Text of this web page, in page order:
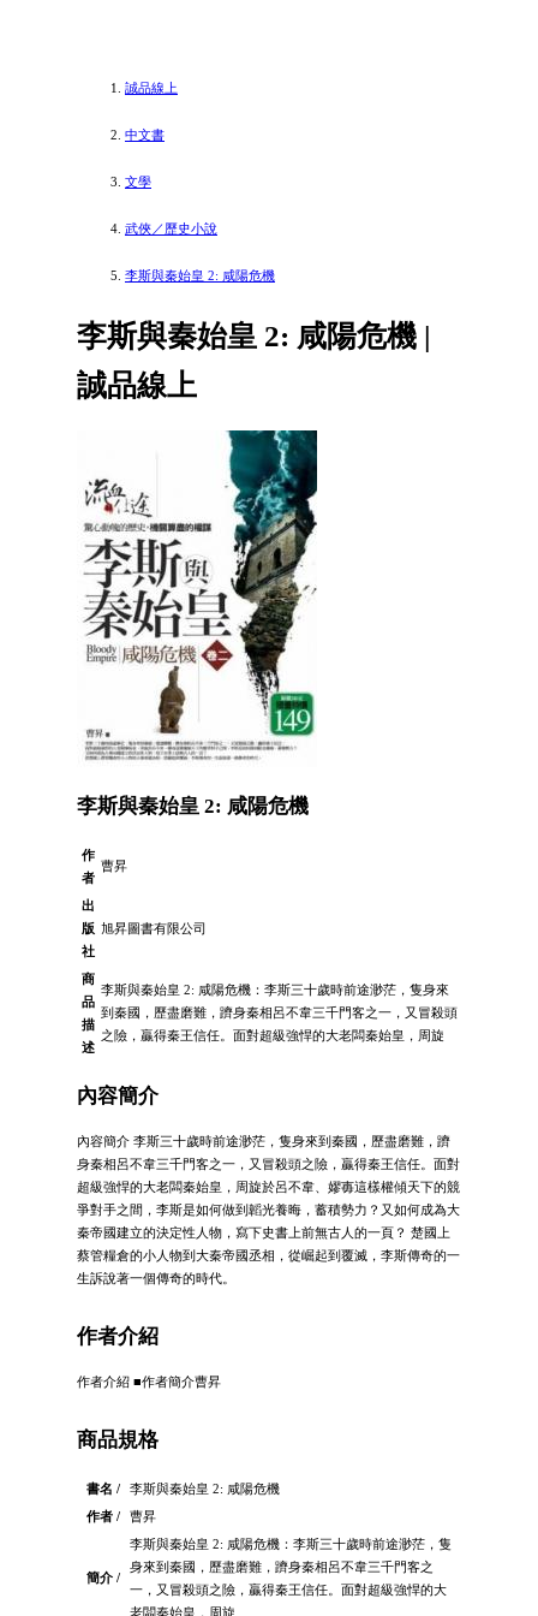
誠品線上
中文書
文學
武俠／歷史小說
李斯與秦始皇 2: 咸陽危機
李斯與秦始皇 2: 咸陽危機 |
誠品線上
李斯與秦始皇 2: 咸陽危機
作
者
曹昇
出
版
社
旭昇圖書有限公司
商
品
描
述
李斯與秦始皇 2: 咸陽危機：李斯三十歲時前途渺茫，隻身來
到秦國，歷盡磨難，躋身秦相呂不韋三千門客之一，又冒殺頭
之險，贏得秦王信任。面對超級強悍的大老闆秦始皇，周旋
內容簡介
內容簡介 李斯三十歲時前途渺茫，隻身來到秦國，歷盡磨難，躋
身秦相呂不韋三千門客之一，又冒殺頭之險，贏得秦王信任。面對
超級強悍的大老闆秦始皇，周旋於呂不韋、嫪毐這樣權傾天下的競
爭對手之間，李斯是如何做到韜光養晦，蓄積勢力？又如何成為大
秦帝國建立的決定性人物，寫下史書上前無古人的一頁？ 楚國上
蔡管糧倉的小人物到大秦帝國丞相，從崛起到覆滅，李斯傳奇的一
生訴說著一個傳奇的時代。
作者介紹
作者介紹 ■作者簡介曹昇
商品規格
書名 /
李斯與秦始皇 2: 咸陽危機
作者 /
曹昇
簡介 /
李斯與秦始皇 2: 咸陽危機：李斯三十歲時前途渺茫，隻
身來到秦國，歷盡磨難，躋身秦相呂不韋三千門客之
一，又冒殺頭之險，贏得秦王信任。面對超級強悍的大
老闆秦始皇，周旋